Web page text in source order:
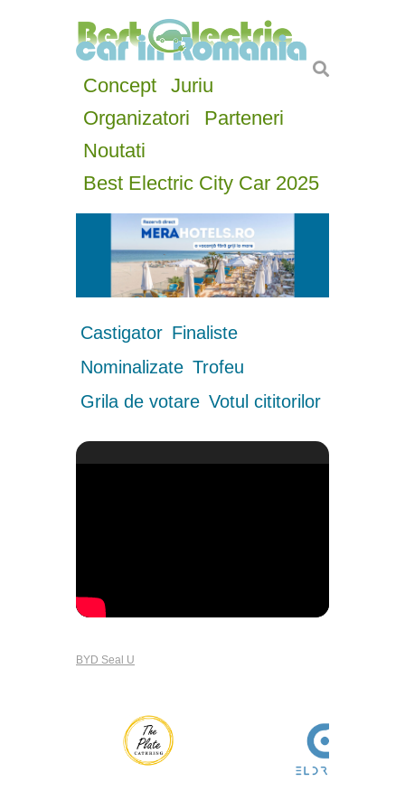
Concept
Juriu
Organizatori
Parteneri
Noutati
Best Electric City Car 2025
Castigator Finaliste
Nominalizate Trofeu
Grila de votare Votul cititorilor
BYD Seal U